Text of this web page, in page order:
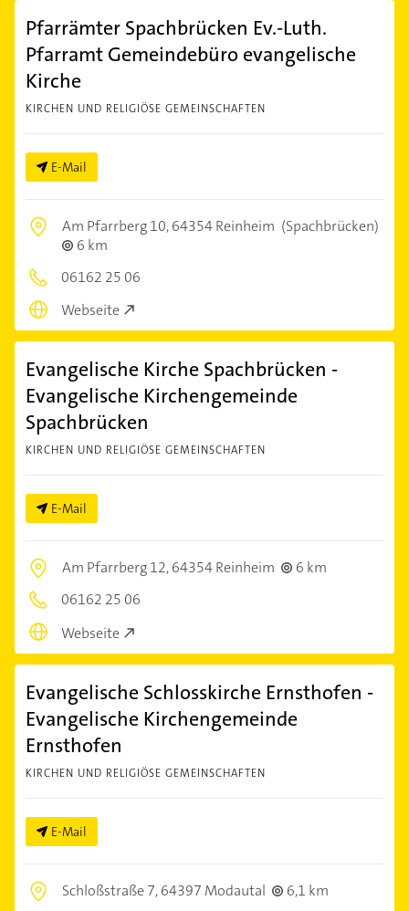
Pfarrämter Spachbrücken Ev.-Luth.
Pfarramt Gemeindebüro evangelische
Kirche
KIRCHEN UND RELIGIÖSE GEMEINSCHAFTEN
E-Mail
Am Pfarrberg 10,64354 Reinheim (Spachbrücken)
6 km
06162 25 06
Webseite
Evangelische Kirche Spachbrücken -
Evangelische Kirchengemeinde
Spachbrücken
KIRCHEN UND RELIGIÖSE GEMEINSCHAFTEN
E-Mail
Am Pfarrberg 12,64354 Reinheim
6 km
06162 25 06
Webseite
Evangelische Schlosskirche Ernsthofen -
Evangelische Kirchengemeinde
Ernsthofen
KIRCHEN UND RELIGIÖSE GEMEINSCHAFTEN
E-Mail
Schloßstraße 7,64397 Modautal
6,1 km